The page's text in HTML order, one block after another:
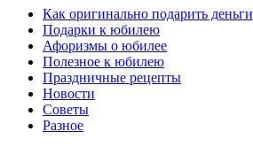
Как оригинально подарить деньги
Подарки к юбилею
Афоризмы о юбилее
Полезное к юбилею
Праздничные рецепты
Новости
Советы
Разное